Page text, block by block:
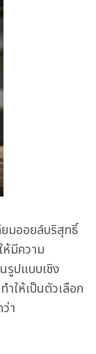
ยมออยล์บริสุทธิ์
มีความ
รูปแบบเชิง
ให้เป็นตัวเลือก
า